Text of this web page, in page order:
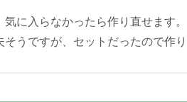
に入らなかったら作り直せます。
うですが、セットだったので作り